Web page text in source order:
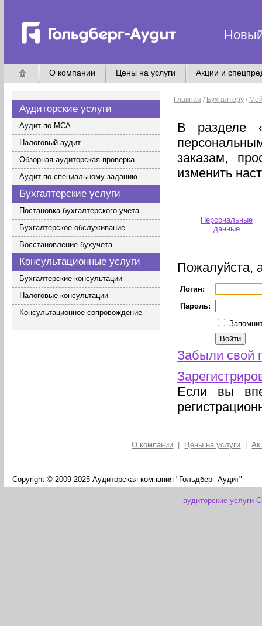
О компании Цены на услуги Акции и
Аудиторские услуги
Аудит по МСА
Налоговый аудит
Обзорная аудиторская проверка
Аудит по специальному заданию
Бухгалтерские услуги
Постановка бухгалтерского учета
Бухгалтерское обслуживание
Восстановление бухучета
Консультационные услуги
Бухгалтерские консультации
Налоговые консультации
Консультационное сопровождение
Главная / Бухгалтеру /
В разделе
заказам,
изменить
Персональные
данные
Пожалуйста,
Логин:
Пароль:
Забыли свой
Если вы
О компании Цены на услуги
Copyright © 2009-2025 Аудиторская компания "Гольдберг-Аудит"
аудиторские услуги